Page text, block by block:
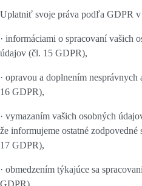
Uplatniť svoje práva podľa GDPR v
· informáciami o spracovaní vašich
údajov (čl. 15 GDPR),
· opravou a doplnením
16 GDPR),
· vymazaním vašich osobných
že informujeme ostatné
17 GDPR),
· obmedzením týkajúce sa
GDPR),